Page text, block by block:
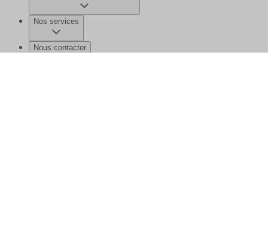
Nos services
Nous contacter